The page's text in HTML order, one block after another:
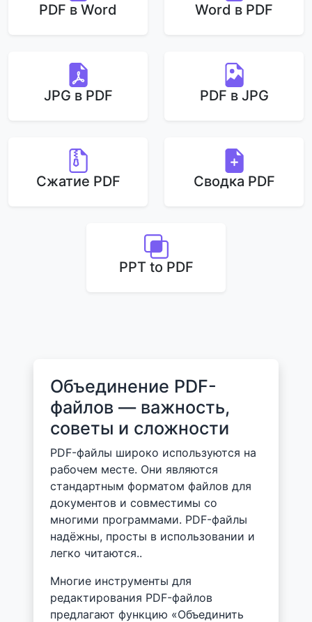
PDF в Word Word в PDF
JPG в PDF PDF в JPG
Сжатие PDF Сводка PDF
PPT to PDF
Объединение PDF-
файлов — важность,
советы и сложности
PDF-файлы широко используются на
рабочем месте. Они являются
стандартным форматом файлов для
документов и совместимы со
многими программами. PDF-файлы
надёжны, просты в использовании и
легко читаются..
Многие инструменты для
редактирования PDF-файлов
предлагают функцию «Объединить